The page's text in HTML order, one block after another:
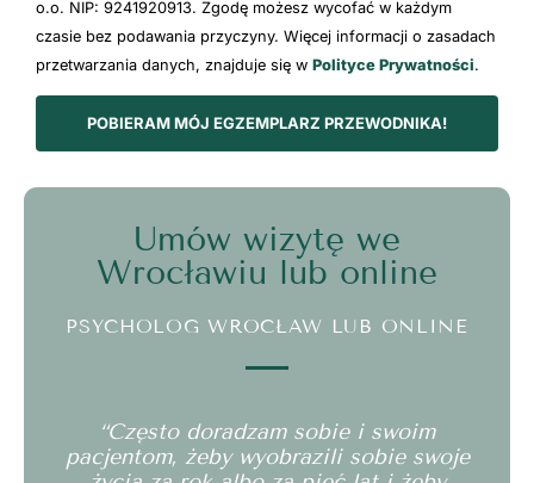
o.o. NIP: 9241920913. Zgodę możesz wycofać w każdym
czasie bez podawania przyczyny. Więcej informacji o zasadach
przetwarzania danych, znajduje się w Polityce Prywatności.
POBIERAM MÓJ EGZEMPLARZ PRZEWODNIKA!
Umów wizytę we
Wrocławiu lub online
PSYCHOLOG WROCŁAW LUB ONLINE
“Często doradzam sobie i swoim
pacjentom, żeby wyobrazili sobie swoje